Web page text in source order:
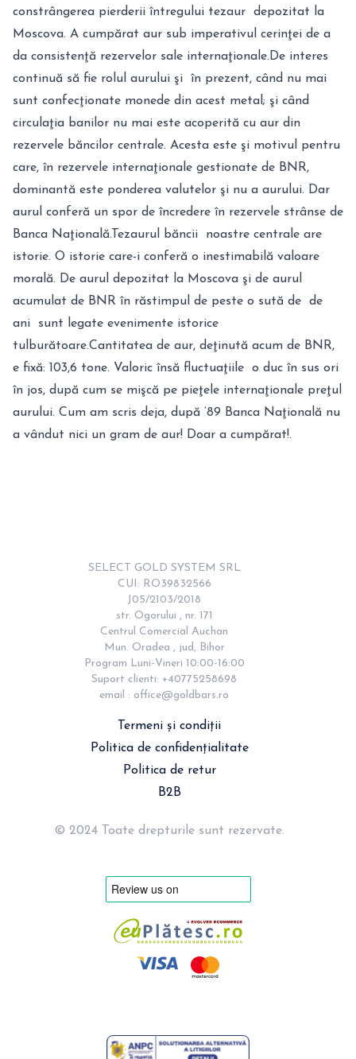
constrângerea pierderii întregului tezaur depozitat la
Moscova. A cumpărat aur sub imperativul cerinţei de a
da consistenţă rezervelor sale internaţionale.De interes
continuă să fie rolul aurului şi în prezent, când nu mai
sunt confecţionate monede din acest metal; şi când
circulaţia banilor nu mai este acoperită cu aur din
rezervele băncilor centrale. Acesta este şi motivul pentru
care, în rezervele internaţionale gestionate de BNR,
dominantă este ponderea valutelor şi nu a aurului. Dar
aurul conferă un spor de încredere în rezervele strânse de
Banca Naţională.Tezaurul băncii noastre centrale are
istorie. O istorie care-i conferă o inestimabilă valoare
morală. De aurul depozitat la Moscova şi de aurul
acumulat de BNR în răstimpul de peste o sută de de
ani sunt legate evenimente istorice
tulburătoare.Cantitatea de aur, deţinută acum de BNR,
e fixă: 103,6 tone. Valoric însă fluctuaţiile o duc în sus ori
în jos, după cum se mişcă pe pieţele internaţionale preţul
aurului. Cum am scris deja, după ‘89 Banca Naţională nu
a vândut nici un gram de aur! Doar a cumpărat!.
SELECT GOLD SYSTEM SRL
CUI: RO39832566
J05/2103/2018
str. Ogorului , nr. 171
Centrul Comercial Auchan
Mun. Oradea , jud, Bihor
Program Luni-Vineri 10:00-16:00
Suport clienti: +40775258698
email : office@goldbars.ro
Termeni și condiții
Politica de confidențialitate
Politica de retur
B2B
© 2024 Toate drepturile sunt rezervate.